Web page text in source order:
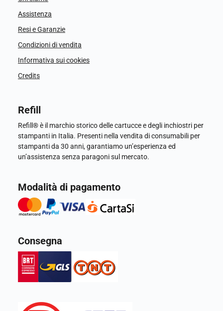
Assistenza
Resi e Garanzie
Condizioni di vendita
Informativa sui cookies
Credits
Refill
Refill® è il marchio storico delle cartucce e degli inchiostri per
stampanti in Italia. Presenti nella vendita di consumabili per
stampanti da 30 anni, garantiamo un’esperienza ed
un’assistenza senza paragoni sul mercato.
Modalità di pagamento
Consegna